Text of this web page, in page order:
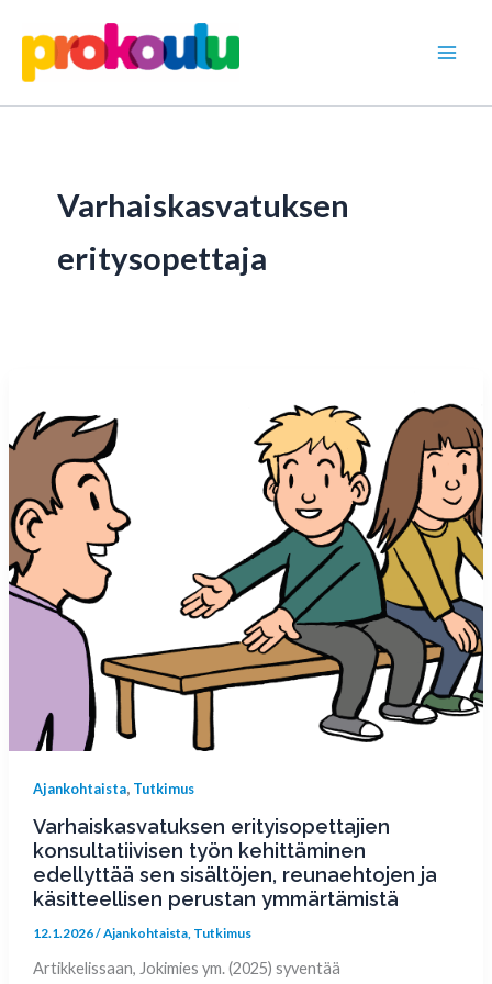
sisältöön
Varhaiskasvatuksen
eritysopettaja
Ajankohtaista, Tutkimus
Varhaiskasvatuksen erityisopettajien
konsultatiivisen työn kehittäminen
edellyttää sen sisältöjen, reunaehtojen ja
käsitteellisen perustan ymmärtämistä
12.1.2026/Ajankohtaista, Tutkimus
Artikkelissaan, Jokimies ym. (2025) syventää